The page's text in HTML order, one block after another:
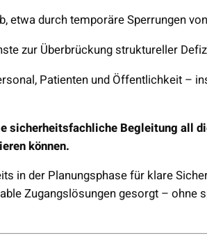
etwa durch temporäre Sperrungen
zur Überbrückung struktureller
Patienten und Öffentlichkeit –
sicherheitsfachliche Begleitung all
können.
in der Planungsphase für klare
Zugangslösungen gesorgt –